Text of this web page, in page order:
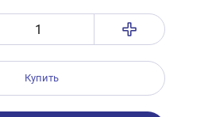
Купить